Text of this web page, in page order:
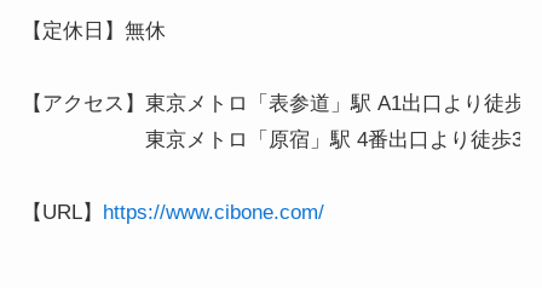
【定休日】無休
【アクセス】東京メトロ「表参道」駅 A1出口より徒歩4
東京メトロ「原宿」駅 4番出口より徒歩3分
【URL】 https://www.cibone.com/